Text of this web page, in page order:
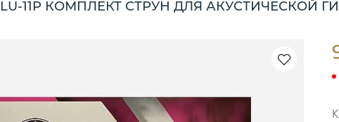
LU-11P КОМПЛЕКТ СТРУН ДЛЯ АКУСТИЧЕСКОЙ